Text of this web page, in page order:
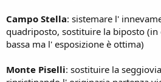
Campo Stella: sistemare l'
quadriposto, sostituire la biposto (in
bassa ma l' esposizione è ottima)
Monte Piselli: sostituire la